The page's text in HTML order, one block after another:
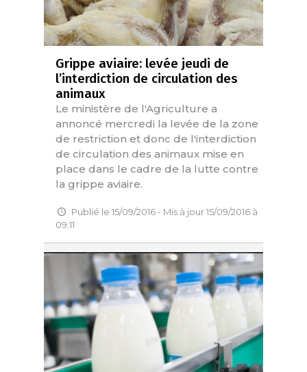
Grippe aviaire: levée jeudi de
l’interdiction de circulation des
animaux
Le ministère de l'Agriculture a
annoncé mercredi la levée de la zone
de restriction et donc de l'interdiction
de circulation des animaux mise en
place dans le cadre de la lutte contre
la grippe aviaire.
Publié le 15/09/2016 - Mis à jour 15/09/2016 à
09:11